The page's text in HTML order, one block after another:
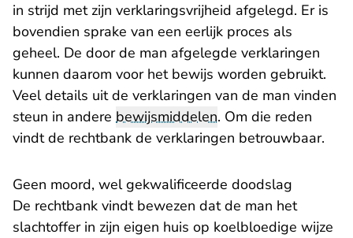
in strijd met zijn verklaringsvrijheid afgelegd. Er is
bovendien sprake van een eerlijk proces als
geheel. De door de man afgelegde verklaringen
kunnen daarom voor het bewijs worden gebruikt.
Veel details uit de verklaringen van de man vinden
steun in andere bewijsmiddelen. Om die reden
vindt de rechtbank de verklaringen betrouwbaar.
Geen moord, wel gekwalificeerde doodslag
De rechtbank vindt bewezen dat de man het
slachtoffer in zijn eigen huis op koelbloedige wijze